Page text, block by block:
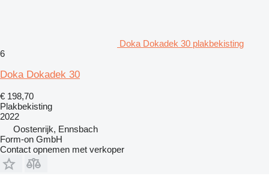
Doka Dokadek 30 plakbekisting
6
Doka Dokadek 30
€ 198,70
Plakbekisting
2022
Oostenrijk, Ennsbach
Form-on GmbH
Contact opnemen met verkoper